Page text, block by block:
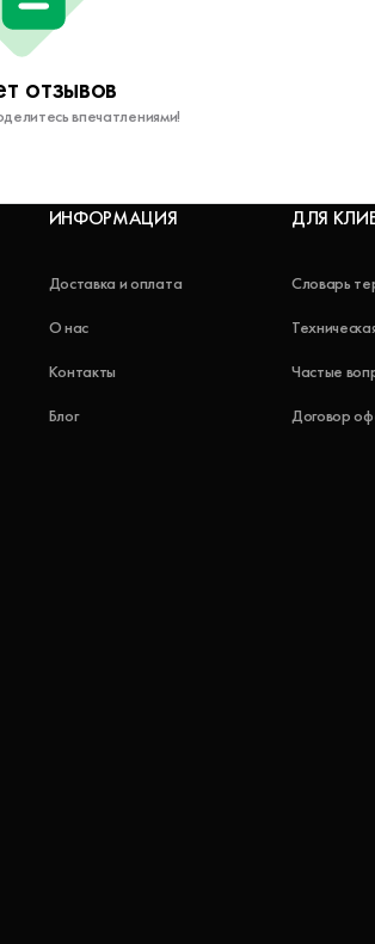
отзывов
впечатлениями!
ИНФОРМАЦИЯ
Доставка и оплата
О нас
Контакты
Блог
ДЛЯ
Словарь
Частые
Договор